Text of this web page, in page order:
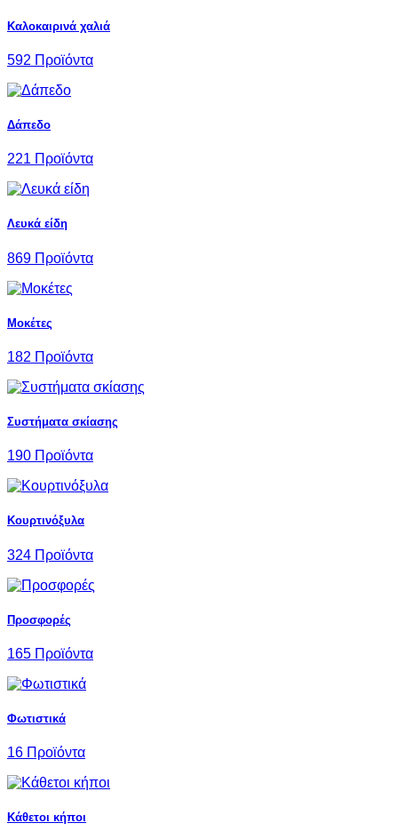
Καλοκαιρινά χαλιά
592 Προϊόντα
Δάπεδο
221 Προϊόντα
Λευκά είδη
869 Προϊόντα
Μοκέτες
182 Προϊόντα
Συστήματα σκίασης
190 Προϊόντα
Κουρτινόξυλα
324 Προϊόντα
Προσφορές
165 Προϊόντα
Φωτιστικά
16 Προϊόντα
Κάθετοι κήποι